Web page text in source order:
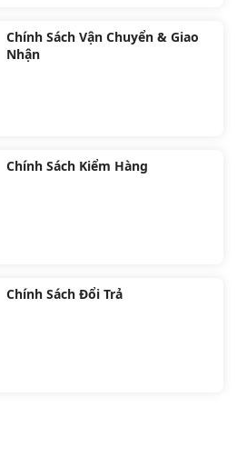
Chính Sách Vận Chuyển & Giao
Nhận
Chính Sách Kiểm Hàng
Chính Sách Đổi Trả